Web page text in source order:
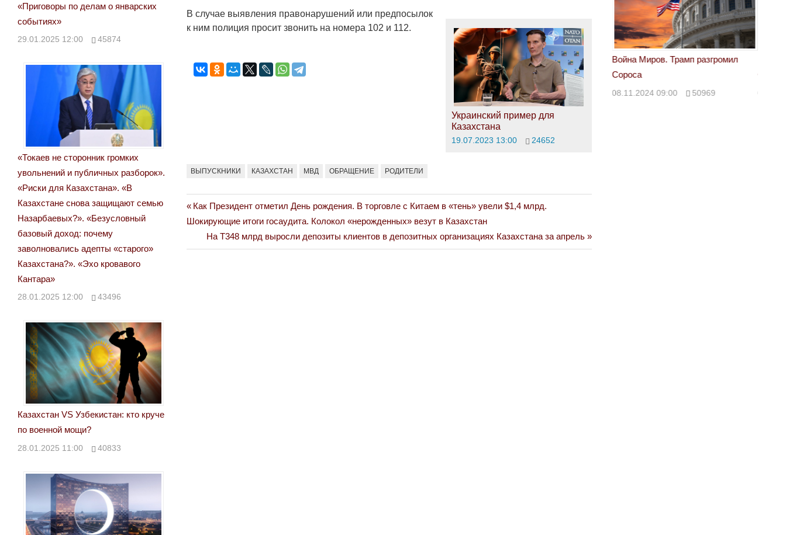
Украинский пример для
Казахстана
19.07.2023 13:00 24652
В случае выявления правонарушений или предпосылок
к ним полиция просит звонить на номера 102 и 112.
ВЫПУСКНИКИ КАЗАХСТАН МВД ОБРАЩЕНИЕ РОДИТЕЛИ
Навигация
Previous
Post:
Как Президент отметил День рождения. В торговле с Китаем в «тень» увели $1,4 млрд.
Шокирующие итоги госаудита. Колокол «нерожденных» везут в Казахстан
Next
Post:
На Т348 млрд выросли депозиты клиентов в депозитных организациях Казахстана за апрель
«Приговоры по делам о январских
событиях»
29.01.2025 12:00 45874
«Токаев не сторонник громких
увольнений и публичных разборок».
«Риски для Казахстана». «В
Казахстане снова защищают семью
Назарбаевых?». «Безусловный
базовый доход: почему
заволновались адепты «старого»
Казахстана?». «Эхо кровавого
Кантара»
28.01.2025 12:00 43496
Казахстан VS Узбекистан: кто круче
по военной мощи?
28.01.2025 11:00 40833
Война Миров. Трамп разгромил
Сороса
08.11.2024 09:00 50969
Война Миров. Трамп разгромил
Сороса
08.11.2024 09:00 50969